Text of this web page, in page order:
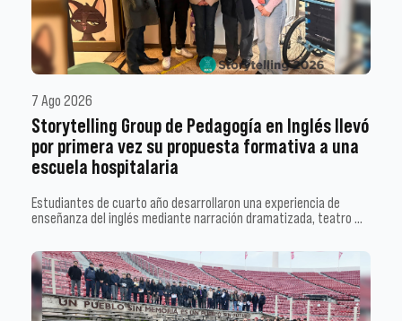
7 Ago 2026
Storytelling Group de Pedagogía en Inglés llevó
por primera vez su propuesta formativa a una
escuela hospitalaria
Estudiantes de cuarto año desarrollaron una experiencia de
enseñanza del inglés mediante narración dramatizada, teatro …